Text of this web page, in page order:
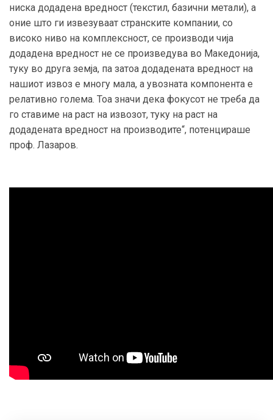
ниска додадена вредност (текстил, базични метали), а
оние што ги извезуваат странските компании, со
високо ниво на комплексност, се производи чија
додадена вредност не се произведува во Македонија,
туку во друга земја, па затоа додадената вредност на
нашиот извоз е многу мала, а увозната компонента е
релативно голема. Тоа значи дека фокусот не треба да
го ставиме на раст на извозот, туку на раст на
додадената вредност на производите“, потенцираше
проф. Лазаров.